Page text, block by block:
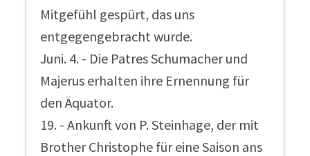
Mitgefühl gespürt, das uns
entgegengebracht wurde.
Juni. 4. - Die Patres Schumacher und
Majerus erhalten ihre Ernennung für
den Äquator.
19. - Ankunft von P. Steinhage, der mit
Brother Christophe für eine Saison ans